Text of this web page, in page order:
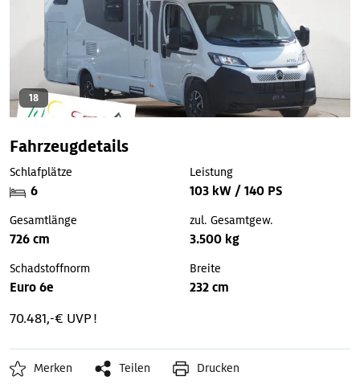
18
Fahrzeugdetails
Schlafplätze
6
Leistung
103 kW / 140 PS
Gesamtlänge
726 cm
zul. Gesamtgew.
3.500 kg
Schadstoffnorm
Euro 6e
Breite
232 cm
70.481,-€ UVP !
Merken Teilen Drucken